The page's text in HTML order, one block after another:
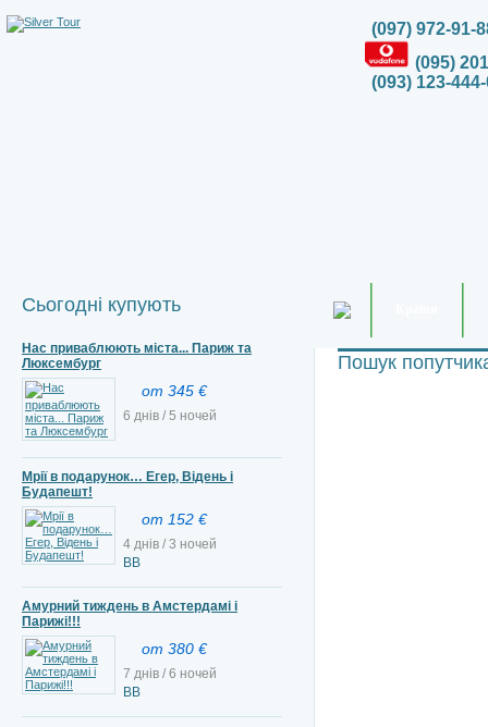
(097) 972-91-
(095)
(093) 123-
Пошук
Сьогодні купують
Нас приваблюють міста... Париж та
Люксембург
от 345 €
6 днів / 5 ночей
Мрії в подарунок… Егер, Відень і
Будапешт!
от 152 €
4 днів / 3 ночей
BB
Амурний тиждень в Амстердамі і
Парижі!!!
от 380 €
7 днів / 6 ночей
ВВ